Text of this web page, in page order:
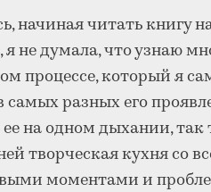
начиная читать книгу
не думала, что узнаю
процессе, который я
самых разных его
на одном дыхании, так
творческая кухня со
моментами и